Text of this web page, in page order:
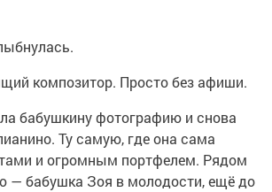
композитор. Просто без афиши.
бабушкину фотографию и снова
Ту самую, где она сама
и огромным портфелем. Рядом
— бабушка Зоя в молодости, ещё до